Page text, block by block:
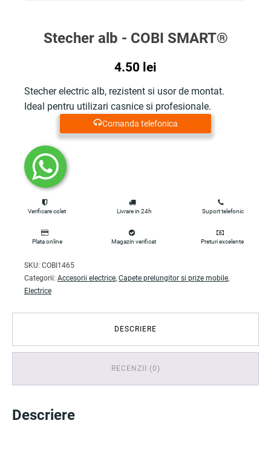
Stecher alb - COBI SMART®
4.50 lei
Stecher electric alb, rezistent si usor de montat.
Ideal pentru utilizari casnice si profesionale.
Comanda telefonica
Verificare colet Livrare in 24h Suport telefonic
Plata online Magazin verificat Preturi excelente
SKU: COBI1465
Categorii: Accesorii electrice, Capete prelungitor si prize mobile,
Electrice
DESCRIERE
RECENZII (0)
Descriere